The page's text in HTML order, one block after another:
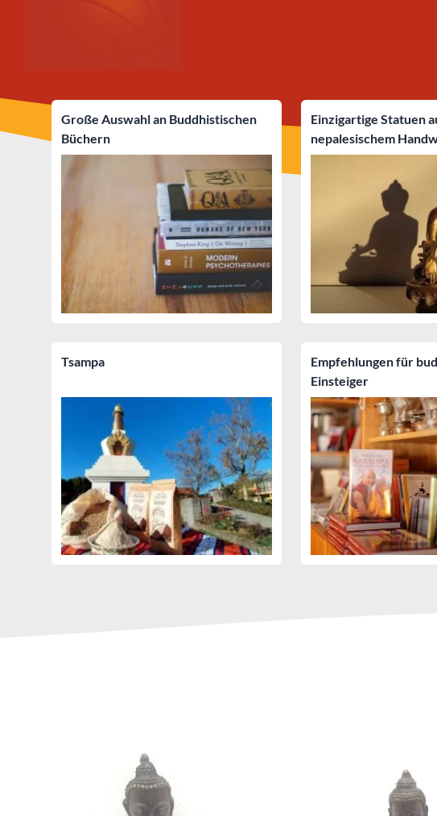
Große Auswahl an Buddhistischen
Büchern
Einzigartige Statuen
nepalesischem
Tsampa
Empfehlungen für
Einsteiger